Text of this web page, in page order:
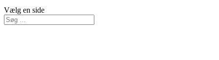
Vælg en side